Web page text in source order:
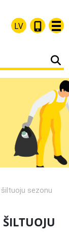
LV
sezonu